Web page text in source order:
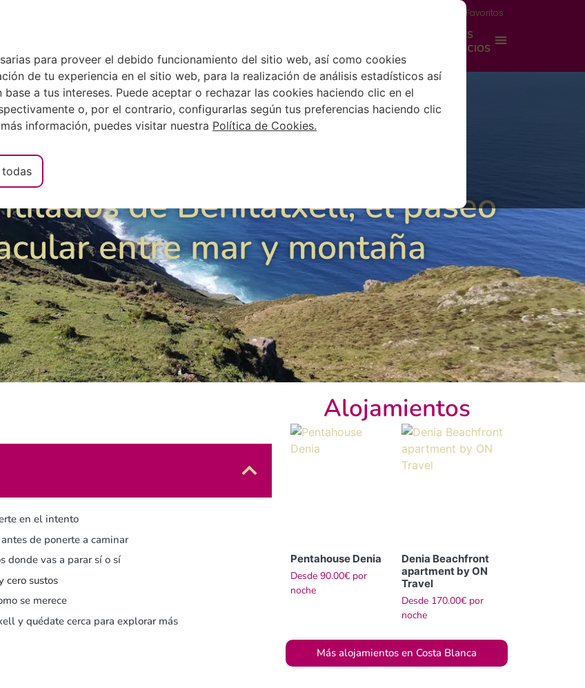
Favoritos
GESTIÓN DE PROPIEDADES
SERVICIOS
de Benitatxell, el paseo
entre mar y montaña
en el intento
de ponerte a caminar
donde vas a parar sí o sí
cero sustos
se merece
y quédate cerca para explorar más
Alojamientos
Pentahouse Denia
Desde 90.00€por
noche
Denia Beachfront
apartment by ON
Travel
Desde 170.00€por
noche
Más alojamientos en Costa Blanca
para proveer el debido funcionamiento del sitio web, así como cookies
de tu experiencia en el sitio web, para la realización de análisis estadísticos así
a tus intereses. Puede aceptar o rechazar las cookies haciendo clic en el
o, por el contrario, configurarlas según tus preferencias haciendo clic
información, puedes visitar nuestra Política de Cookies.